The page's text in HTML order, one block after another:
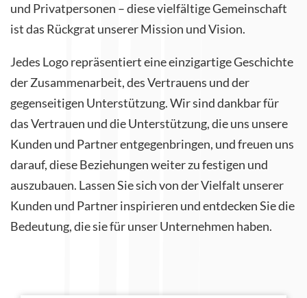
und Privatpersonen – diese vielfältige Gemeinschaft
ist das Rückgrat unserer Mission und Vision.
Jedes Logo repräsentiert eine einzigartige Geschichte
der Zusammenarbeit, des Vertrauens und der
gegenseitigen Unterstützung. Wir sind dankbar für
das Vertrauen und die Unterstützung, die uns unsere
Kunden und Partner entgegenbringen, und freuen uns
darauf, diese Beziehungen weiter zu festigen und
auszubauen. Lassen Sie sich von der Vielfalt unserer
Kunden und Partner inspirieren und entdecken Sie die
Bedeutung, die sie für unser Unternehmen haben.